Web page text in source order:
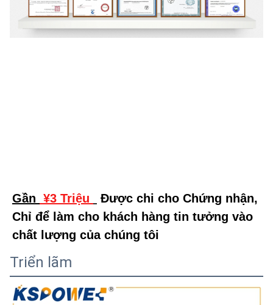
Gần ¥3 Triệu
Được chi cho Chứng nhận,
Chỉ để làm cho khách hàng tin tưởng vào
chất lượng của chúng tôi
Triển lãm